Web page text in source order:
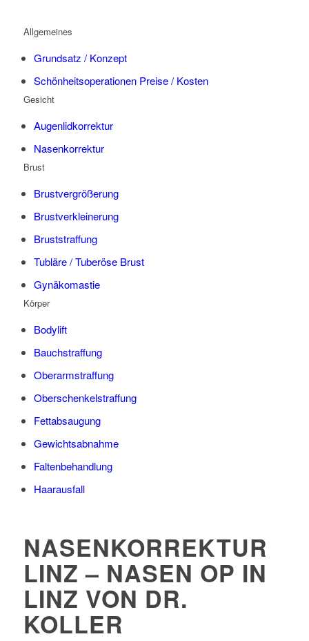
Allgemeines
Grundsatz / Konzept
Schönheitsoperationen Preise / Kosten
Gesicht
Augenlidkorrektur
Nasenkorrektur
Brust
Brustvergrößerung
Brustverkleinerung
Bruststraffung
Tubläre / Tuberöse Brust
Gynäkomastie
Körper
Bodylift
Bauchstraffung
Oberarmstraffung
Oberschenkelstraffung
Fettabsaugung
Gewichtsabnahme
Faltenbehandlung
Haarausfall
NASENKORREKTUR
LINZ – NASEN OP IN
LINZ VON DR.
KOLLER